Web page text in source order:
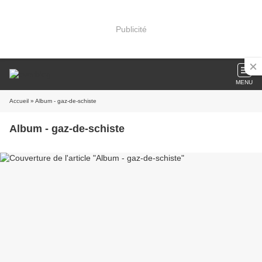
Publicité
MENU
Accueil » Album - gaz-de-schiste
Album - gaz-de-schiste